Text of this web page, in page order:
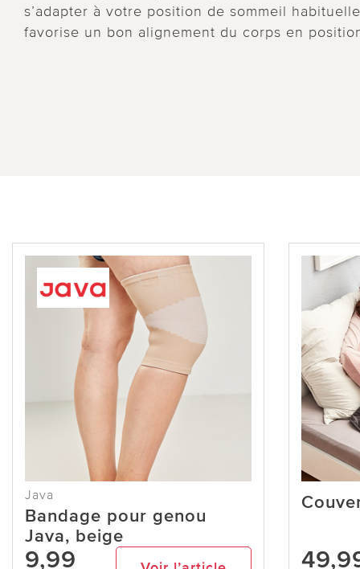
s’adapter à votre position de sommeil
favorise un bon alignement du corps en
Java
Bandage pour genou
Java, beige
9,99